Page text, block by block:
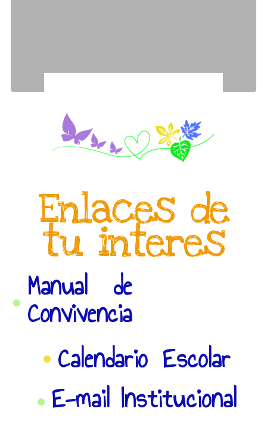
Enlaces de
tu interes
Manual de
Convivencia
Calendario Escolar
E-mail Institucional